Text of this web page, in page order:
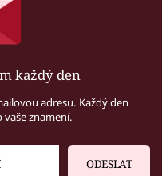
každý den
adresu. Každý den
znamení.
ODESLAT